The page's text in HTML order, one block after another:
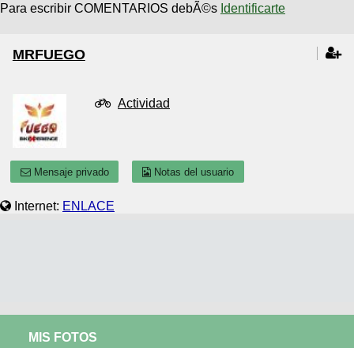
Para escribir COMENTARIOS debÃ©s Identificarte
MRFUEGO
Actividad
Mensaje privado Notas del usuario
Internet: ENLACE
MIS FOTOS